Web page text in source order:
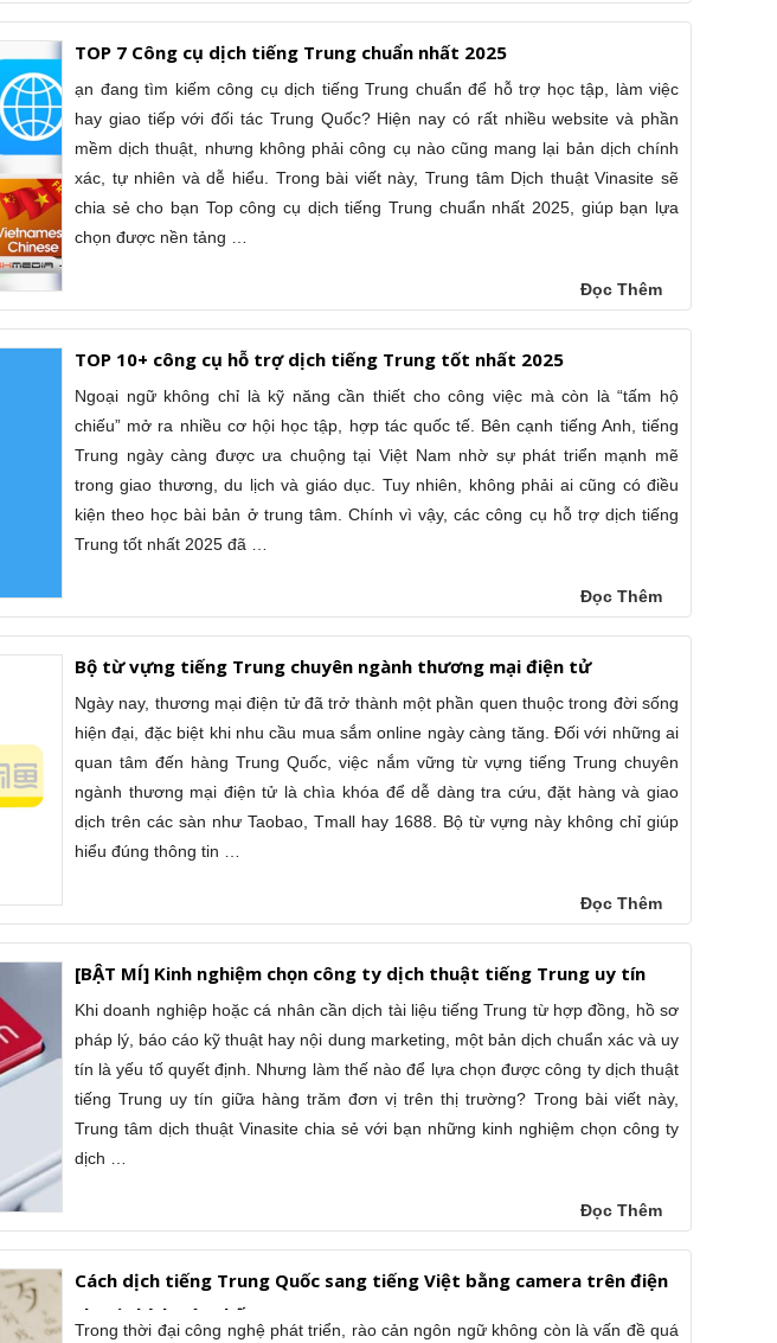
TOP 7 Công cụ dịch tiếng Trung chuẩn nhất 2025
ạn đang tìm kiếm công cụ dịch tiếng Trung chuẩn để hỗ trợ học tập, làm việc
hay giao tiếp với đối tác Trung Quốc? Hiện nay có rất nhiều website và phần
mềm dịch thuật, nhưng không phải công cụ nào cũng mang lại bản dịch chính
xác, tự nhiên và dễ hiểu. Trong bài viết này, Trung tâm Dịch thuật Vinasite sẽ
chia sẻ cho bạn Top công cụ dịch tiếng Trung chuẩn nhất 2025, giúp bạn lựa
chọn được nền tảng …
Đọc Thêm
TOP 10+ công cụ hỗ trợ dịch tiếng Trung tốt nhất 2025
Ngoại ngữ không chỉ là kỹ năng cần thiết cho công việc mà còn là “tấm hộ
chiếu” mở ra nhiều cơ hội học tập, hợp tác quốc tế. Bên cạnh tiếng Anh, tiếng
Trung ngày càng được ưa chuộng tại Việt Nam nhờ sự phát triển mạnh mẽ
trong giao thương, du lịch và giáo dục. Tuy nhiên, không phải ai cũng có điều
kiện theo học bài bản ở trung tâm. Chính vì vậy, các công cụ hỗ trợ dịch tiếng
Trung tốt nhất 2025 đã …
Đọc Thêm
Bộ từ vựng tiếng Trung chuyên ngành thương mại điện tử
Ngày nay, thương mại điện tử đã trở thành một phần quen thuộc trong đời sống
hiện đại, đặc biệt khi nhu cầu mua sắm online ngày càng tăng. Đối với những ai
quan tâm đến hàng Trung Quốc, việc nắm vững từ vựng tiếng Trung chuyên
ngành thương mại điện tử là chìa khóa để dễ dàng tra cứu, đặt hàng và giao
dịch trên các sàn như Taobao, Tmall hay 1688. Bộ từ vựng này không chỉ giúp
hiểu đúng thông tin …
Đọc Thêm
[BẬT MÍ] Kinh nghiệm chọn công ty dịch thuật tiếng Trung uy tín
Khi doanh nghiệp hoặc cá nhân cần dịch tài liệu tiếng Trung từ hợp đồng, hồ sơ
pháp lý, báo cáo kỹ thuật hay nội dung marketing, một bản dịch chuẩn xác và uy
tín là yếu tố quyết định. Nhưng làm thế nào để lựa chọn được công ty dịch thuật
tiếng Trung uy tín giữa hàng trăm đơn vị trên thị trường? Trong bài viết này,
Trung tâm dịch thuật Vinasite chia sẻ với bạn những kinh nghiệm chọn công ty
dịch …
Đọc Thêm
Cách dịch tiếng Trung Quốc sang tiếng Việt bằng camera trên điện
thoại chính xác nhất
Trong thời đại công nghệ phát triển, rào cản ngôn ngữ không còn là vấn đề quá